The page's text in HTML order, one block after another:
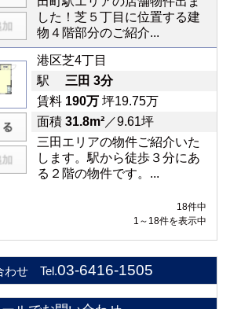
した！芝５丁目に位置する建
物４階部分のご紹介...
港区芝4丁目
駅 三田 3分
賃料 190万坪19.75万
面積 31.8m²／9.61坪
三田エリアの物件ご紹介いた
します。駅から徒歩３分にあ
る２階の物件です。...
18件中
1～18件を表示中
わせ Tel.03-6416-1505